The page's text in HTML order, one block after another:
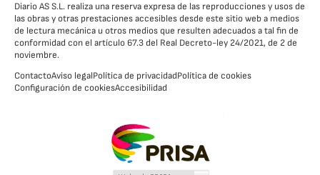
Diario AS S.L. realiza una reserva expresa de las reproducciones y usos de
las obras y otras prestaciones accesibles desde este sitio web a medios
de lectura mecánica u otros medios que resulten adecuados a tal fin de
conformidad con el artículo 67.3 del Real Decreto-ley 24/2021, de 2 de
noviembre.
ContactoAviso legalPolítica de privacidadPolítica de cookies
Configuración de cookiesAccesibilidad